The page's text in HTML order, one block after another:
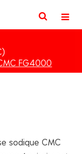
FG4000
sodique CMC